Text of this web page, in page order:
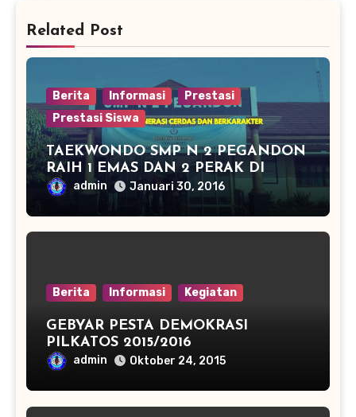
Related Post
Berita Informasi
Prestasi
Prestasi Siswa
TAEKWONDO SMP N 2 PEGANDON
RAIH 1 EMAS DAN 2 PERAK DI
KAPOLRES CUP KENDAL 2016
admin Januari 30, 2016
Berita Informasi Kegiatan
GEBYAR PESTA DEMOKRASI
PILKATOS 2015/2016
admin Oktober 24, 2015